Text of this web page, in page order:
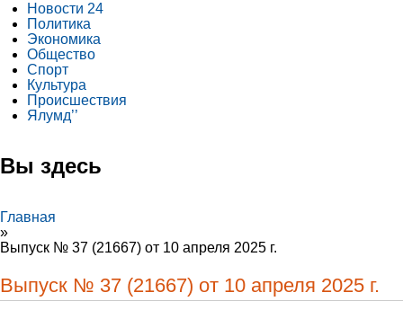
Новости 24
Политика
Экономика
Общество
Спорт
Культура
Происшествия
Ялумд’’
Вы здесь
Главная
»
Выпуск № 37 (21667) от 10 апреля 2025 г.
Выпуск № 37 (21667) от 10 апреля 2025 г.